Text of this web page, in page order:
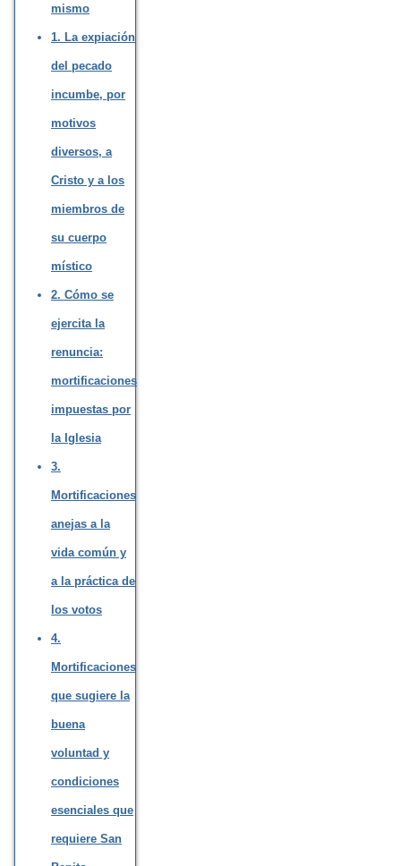
mismo
1. La expiación
del pecado
incumbe, por
motivos
diversos, a
Cristo y a los
miembros de
su cuerpo
místico
2. Cómo se
ejercita la
renuncia:
mortificaciones
impuestas por
la Iglesia
3.
Mortificaciones
anejas a la
vida común y
a la práctica de
los votos
4.
Mortificaciones
que sugiere la
buena
voluntad y
condiciones
esenciales que
requiere San